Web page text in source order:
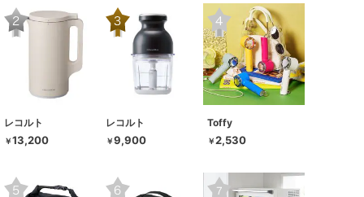
レコルト
￥13,200
レコルト
￥9,900
Toffy
￥2,530